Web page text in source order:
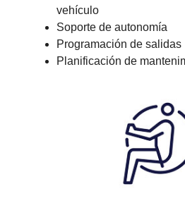
vehículo
Soporte de autonomía
Programación de salidas
Planificación de